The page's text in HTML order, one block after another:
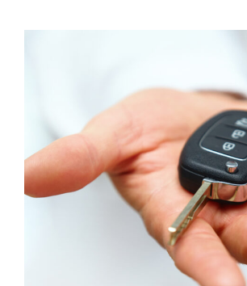
FAIRE
CONFIANCE
?